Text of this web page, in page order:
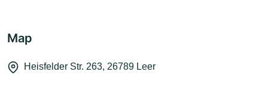
Map
Heisfelder Str. 263, 26789 Leer